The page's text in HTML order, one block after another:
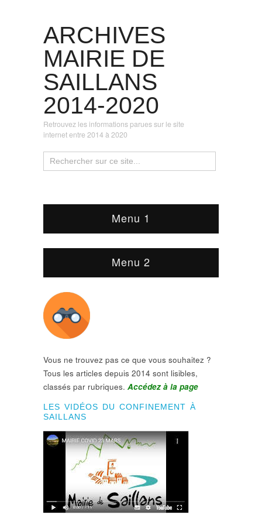
ARCHIVES
MAIRIE DE
SAILLANS
2014-2020
Retrouvez les informations parues sur le site
internet entre 2014 à 2020
Menu 1
Menu 2
Vous ne trouvez pas ce que vous souhaitez ?
Tous les articles depuis 2014 sont lisibles,
classés par rubriques. Accédez à la page
LES VIDÉOS DU CONFINEMENT À
SAILLANS